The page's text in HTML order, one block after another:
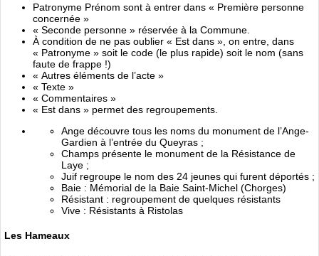
Patronyme Prénom sont à entrer dans « Première personne
concernée »
« Seconde personne » réservée à la Commune.
À condition de ne pas oublier « Est dans », on entre, dans
« Patronyme » soit le code (le plus rapide) soit le nom (sans
faute de frappe !)
« Autres éléments de l’acte »
« Texte »
« Commentaires »
« Est dans » permet des regroupements.
Ange découvre tous les noms du monument de l’Ange-
Gardien à l’entrée du Queyras ;
Champs présente le monument de la Résistance de
Laye ;
Juif regroupe le nom des 24 jeunes qui furent déportés ;
Baie : Mémorial de la Baie Saint-Michel (Chorges)
Résistant : regroupement de quelques résistants
Vive : Résistants à Ristolas
Les Hameaux